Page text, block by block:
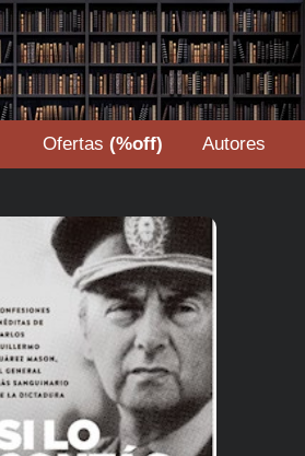
Ofertas (%off) Autores